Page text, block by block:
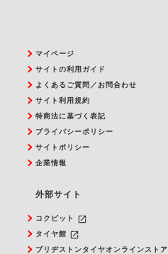
マイページ
サイトの利用ガイド
よくあるご質問／お問合わせ
サイト利用規約
特商法に基づく表記
プライバシーポリシー
サイトポリシー
企業情報
外部サイト
コクピット launch
タイヤ館 launch
ブリヂストンタイヤオンラインストア